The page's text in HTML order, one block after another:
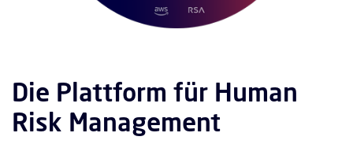
Die Plattform für Human
Risk Management